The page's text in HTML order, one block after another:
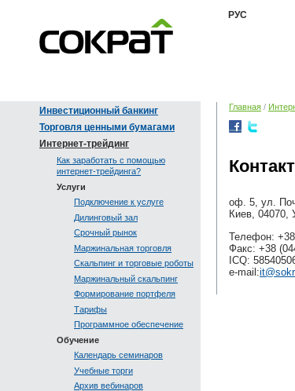
Инвестиционный банкинг
Торговля ценными бумагами
Интернет-трейдинг
Как заработать с помощью
интернет-трейдинга?
Услуги
Подключение к услуге
Дилинговый зал
Срочный рынок
Маржинальная торговля
Скальпинг и торговые роботы
Маржинальный скальпинг
Формирование портфеля
Тарифы
Программное обеспечение
Обучение
Календарь семинаров
Учебные торги
Архив вебинаров
РУС
Главная /
оф. 5, ул.
Киев, 04070,
Телефон: +38
Факс: +38
ICQ:
e-mail: